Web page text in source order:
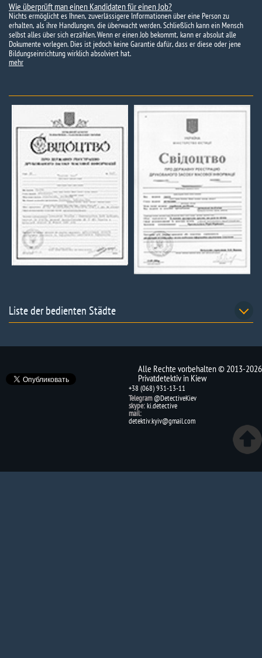
Wie überprüft man einen Kandidaten für einen Job?
Nichts ermöglicht es Ihnen, zuverlässigere Informationen über eine Person zu
erhalten, als ihre Handlungen, die überwacht werden. Schließlich kann ein Mensch
selbst alles über sich erzählen. Wenn er einen Job bekommt, kann er absolut alle
Dokumente vorlegen. Dies ist jedoch keine Garantie dafür, dass er diese oder jene
Bildungseinrichtung wirklich absolviert hat.
mehr
Liste der bedienten Städte
Alle Rechte vorbehalten © 2013-2026
Privatdetektiv in Kiew
+38 (068) 931-13-11
Telegram @DetectiveKiev
skype:ki.detective
mail:
detektiv.kyiv@gmail.com